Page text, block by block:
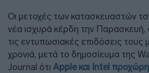
Οι μετοχές των κατασκευαστών
νέα ισχυρά κέρδη την Παρασκευή,
τις εντυπωσιακές επιδόσεις τους
χρονιά, μετά το δημοσίευμα της
Journal ότι Apple και Intel